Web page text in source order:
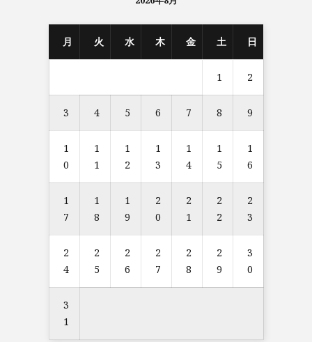
月 火 水 木 金 土 日
1 2
3 4 5 6 7 8 9
1
0
1
1
1
2
1
3
1
4
1
5
1
6
1
7
1
8
1
9
2
0
2
1
2
2
2
3
2
4
2
5
2
6
2
7
2
8
2
9
3
0
3
1